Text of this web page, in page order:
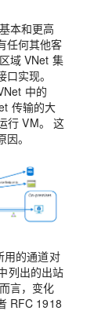
基本和更高
任何其他客
区域 VNet 集
实现。
中的
传输的大
行 VM。 这
。
用的通道对
列出的出站
言，变化
RFC 1918